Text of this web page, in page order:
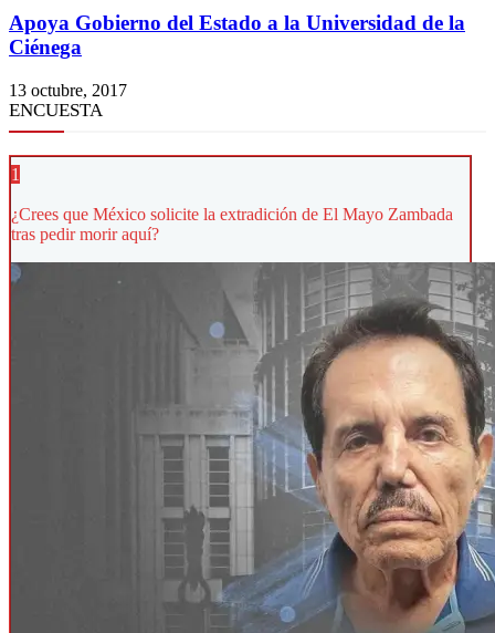
Apoya Gobierno del Estado a la Universidad de la
Ciénega
13 octubre, 2017
ENCUESTA
1
¿Crees que México solicite la extradición de El Mayo Zambada
tras pedir morir aquí?